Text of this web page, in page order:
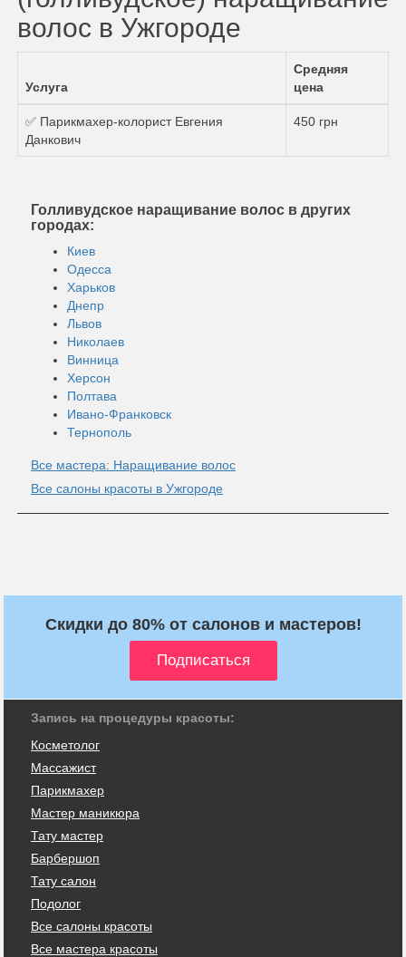
волос в Ужгороде
Услуга
Средняя
цена
✅ Парикмахер-колорист Евгения
Данкович
450 грн
Голливудское наращивание волос в других
городах:
Киев
Одесса
Харьков
Днепр
Львов
Николаев
Винница
Херсон
Полтава
Ивано-Франковск
Тернополь
Все мастера: Наращивание волос
Все салоны красоты в Ужгороде
Скидки до 80% от салонов и мастеров!
Запись на процедуры красоты:
Косметолог
Массажист
Парикмахер
Мастер маникюра
Тату мастер
Барбершоп
Тату салон
Подолог
Все салоны красоты
Все мастера красоты